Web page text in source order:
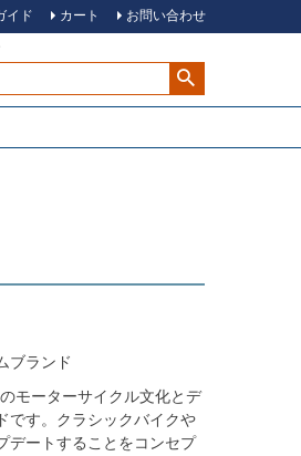
イド カート お問い合わせ
ブランド
モーターサイクル文化とデ
です。クラシックバイクや
デートすることをコンセプ